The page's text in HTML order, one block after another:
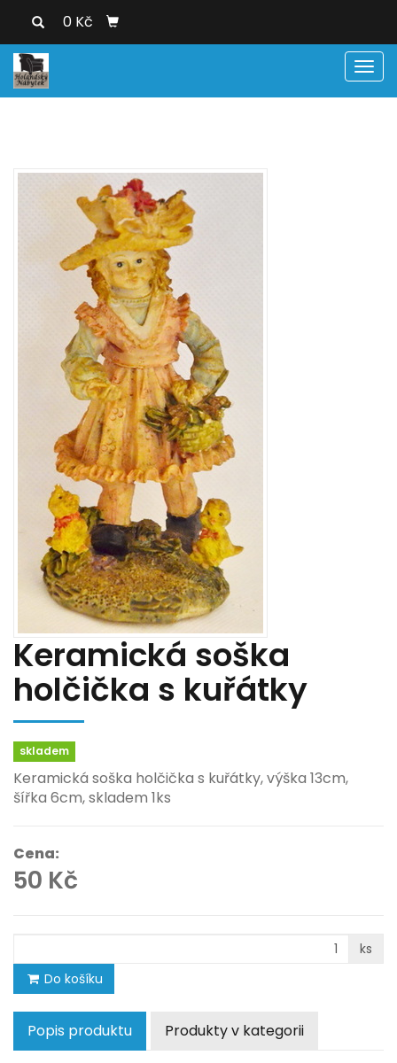
0 Kč
Keramická soška
holčička s kuřátky
skladem
Keramická soška holčička s kuřátky, výška 13cm,
šířka 6cm, skladem 1ks
Cena:
50 Kč
ks
Do košíku
Popis produktu Produkty v kategorii